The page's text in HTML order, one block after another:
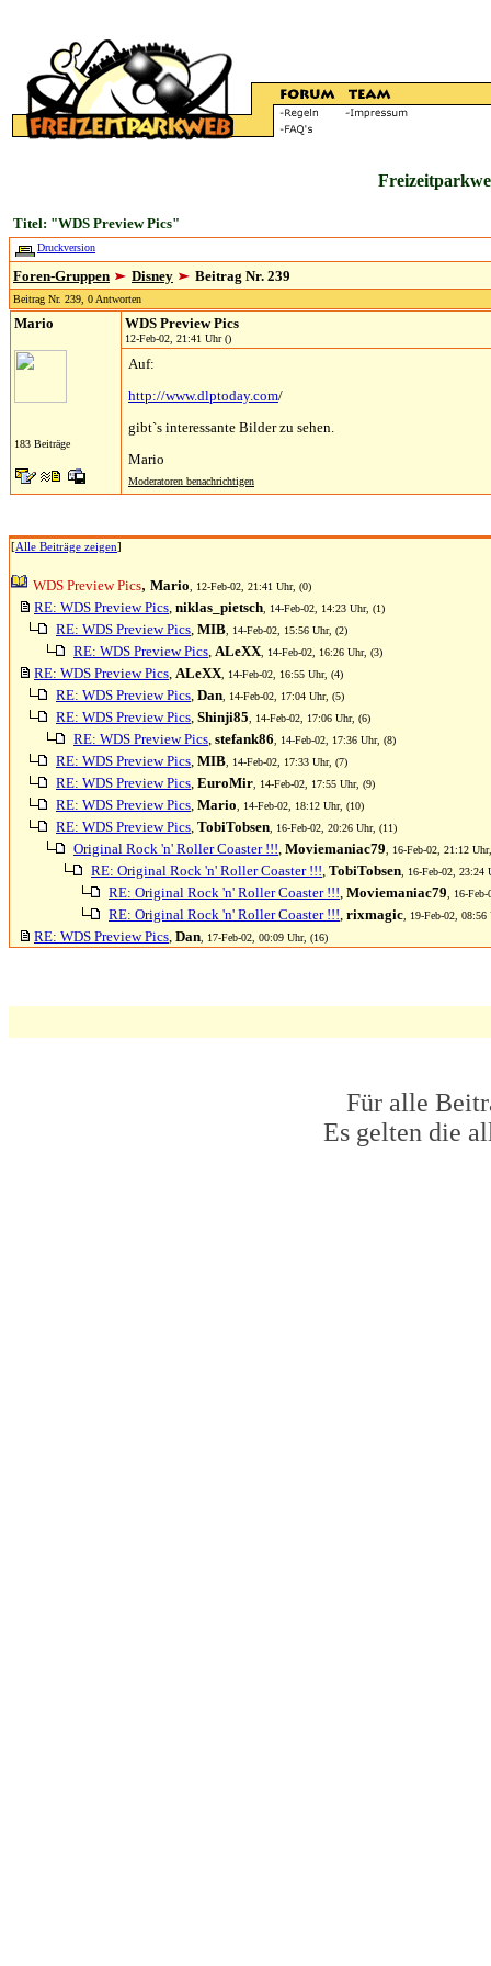
Titel: "WDS Preview Pics"
Druckversion
Foren-Gruppen Disney Beitrag Nr. 239
Beitrag Nr. 239, 0 Antworten
Mario
183 Beiträge
WDS Preview Pics
12-Feb-02, 21:41 Uhr ()
Auf:
http://www.dlptoday.com/
gibt`s interessante Bilder zu sehen.
Mario
Moderatoren benachrichtigen
[Alle Beiträge zeigen]
WDS Preview Pics, Mario , 12-Feb-02, 21:41 Uhr, (0)
RE: WDS Preview Pics, niklas_pietsch , 14-Feb-02, 14:23 Uhr, (1)
RE: WDS Preview Pics, MIB , 14-Feb-02, 15:56 Uhr, (2)
RE: WDS Preview Pics, ALeXX , 14-Feb-02, 16:26 Uhr, (3)
RE: WDS Preview Pics, ALeXX , 14-Feb-02, 16:55 Uhr, (4)
RE: WDS Preview Pics, Dan , 14-Feb-02, 17:04 Uhr, (5)
RE: WDS Preview Pics, Shinji85 , 14-Feb-02, 17:06 Uhr, (6)
RE: WDS Preview Pics, stefank86 , 14-Feb-02, 17:36 Uhr, (8)
RE: WDS Preview Pics, MIB , 14-Feb-02, 17:33 Uhr, (7)
RE: WDS Preview Pics, EuroMir , 14-Feb-02, 17:55 Uhr, (9)
RE: WDS Preview Pics, Mario , 14-Feb-02, 18:12 Uhr, (10)
RE: WDS Preview Pics, TobiTobsen , 16-Feb-02, 20:26 Uhr, (11)
Original Rock 'n' Roller Coaster !!!, Moviemaniac79 , 16-Feb-02, 21:12
RE: Original Rock 'n' Roller Coaster !!!, TobiTobsen , 16-Feb-02, 23:24
RE: Original Rock 'n' Roller Coaster !!!, Moviemaniac79 , 16-
RE: Original Rock 'n' Roller Coaster !!!, rixmagic , 19-Feb-02,
RE: WDS Preview Pics, Dan , 17-Feb-02, 00:09 Uhr, (16)
Für alle
Es gelten die